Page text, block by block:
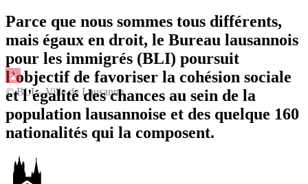
© BLI – Ville de Lausanne
Parce que nous sommes tous différents,
mais égaux en droit, le Bureau lausannois
pour les immigrés (BLI) poursuit
l’objectif de favoriser la cohésion sociale
et l'égalité des chances au sein de la
population lausannoise et des quelque 160
nationalités qui la composent.